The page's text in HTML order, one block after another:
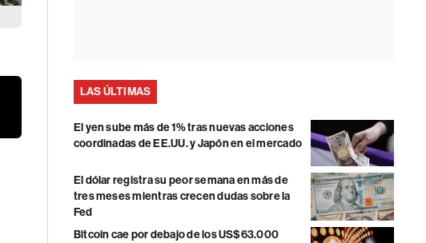
LAS ÚLTIMAS
El yen sube más de 1% tras nuevas acciones
coordinadas de EE.UU. y Japón en el mercado
El dólar registra su peor semana en más de
tres meses mientras crecen dudas sobre la
Fed
Bitcoin cae por debajo de los US$63.000